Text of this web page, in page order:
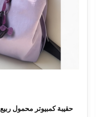
حقيبة كمبيوتر محمول ربيع 2026 الجديدة